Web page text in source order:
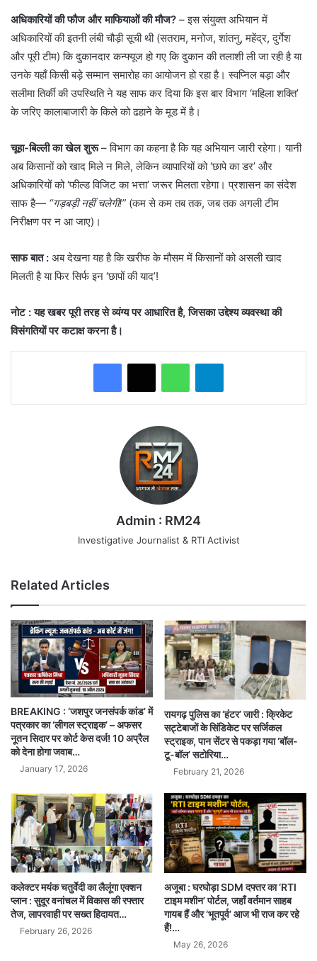
अधिकारियों की फौज और माफियाओं की मौज? – इस संयुक्त अभियान में
अधिकारियों की इतनी लंबी चौड़ी सूची थी (सतराम, मनोज, शांतनु, महेंद्र, दुर्गेश
और पूरी टीम) कि दुकानदार कन्फ्यूज हो गए कि दुकान की तलाशी ली जा रही है या
उनके यहाँ किसी बड़े सम्मान समारोह का आयोजन हो रहा है। स्वप्निल बड़ा और
सलीमा तिर्की की उपस्थिति ने यह साफ कर दिया कि इस बार विभाग ‘महिला शक्ति’
के जरिए कालाबाजारी के किले को ढहाने के मूड में है।
चूहा-बिल्ली का खेल शुरू– ​विभाग का कहना है कि यह अभियान जारी रहेगा। यानी
अब किसानों को खाद मिले न मिले, लेकिन व्यापारियों को ‘छापे का डर’ और
अधिकारियों को ‘फील्ड विजिट का भत्ता’ जरूर मिलता रहेगा। प्रशासन का संदेश
साफ है— “गड़बड़ी नहीं चलेगी!” (कम से कम तब तक, जब तक अगली टीम
निरीक्षण पर न आ जाए)।
साफ बात : अब देखना यह है कि खरीफ के मौसम में किसानों को असली खाद
मिलती है या फिर सिर्फ इन ‘छापों की याद’!
नोट : यह खबर पूरी तरह से व्यंग्य पर आधारित है, जिसका उद्देश्य व्यवस्था की
विसंगतियों पर कटाक्ष करना है।
WhatsAppTelegram
Admin : RM24
Investigative Journalist & RTI Activist
Related Articles
BREAKING : ‘जशपुर जनसंपर्क कांड’ में
पत्रकार का ‘लीगल स्ट्राइक’ – अफसर
नूतन सिदार पर कोर्ट केस दर्ज! 10 अप्रैल
को देना होगा जवाब…
January 17, 2026
रायगढ़ पुलिस का ‘हंटर’ जारी : क्रिकेट
सट्टेबाजों के सिंडिकेट पर सर्जिकल
स्ट्राइक, पान सेंटर से पकड़ा गया ‘बॉल-
टू-बॉल’ सटोरिया…
February 21, 2026
कलेक्टर मयंक चतुर्वेदी का लैलूंगा एक्शन
प्लान : सुदूर वनांचल में विकास की रफ्तार
तेज, लापरवाही पर सख्त हिदायत…
February 26, 2026
अजूबा : घरघोड़ा SDM दफ्तर का ‘RTI
टाइम मशीन’ पोर्टल, जहाँ वर्तमान साहब
गायब हैं और ‘भूतपूर्व’ आज भी राज कर रहे
हैं!…
May 26, 2026